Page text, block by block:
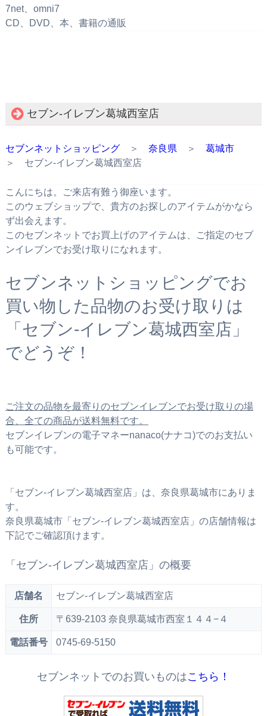
7net、omni7
CD、DVD、本、書籍の通販
セブン‐イレブン葛城西室店
セブンネットショッピング＞ 奈良県 ＞ 葛城市
＞ セブン‐イレブン葛城西室店
こんにちは。ご来店有難う御座います。
このウェブショップで、貴方のお探しのアイテムがかなら
ず出会えます。
このセブンネットでお買上げのアイテムは、ご指定のセブ
ンイレブンでお受け取りになれます。
セブンネットショッピングでお
買い物した品物のお受け取りは
「セブン‐イレブン葛城西室店」
でどうぞ！
ご注文の品物を最寄りのセブンイレブンでお受け取りの場
合、全ての商品が送料無料です。
セブンイレブンの電子マネーnanaco(ナナコ)でのお支払い
も可能です。
「セブン‐イレブン葛城西室店」は、奈良県葛城市にありま
す。
奈良県葛城市「セブン‐イレブン葛城西室店」の店舗情報は
下記でご確認頂けます。
「セブン‐イレブン葛城西室店」の概要
店舗名 セブン‐イレブン葛城西室店
住所 〒639-2103 奈良県葛城市西室１４４−４
電話番号 0745-69-5150
セブンネットでのお買いものはこちら！